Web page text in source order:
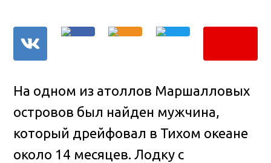
На одном из атоллов Маршалловых
островов был найден мужчина,
который дрейфовал в Тихом океане
около 14 месяцев. Лодку с